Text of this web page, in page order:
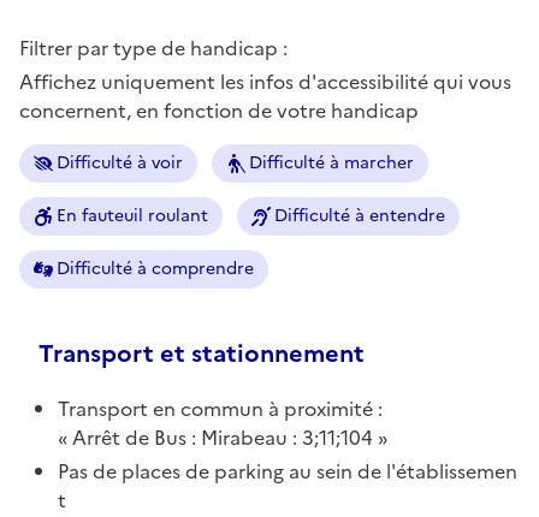
Filtrer par type de handicap :
Affichez uniquement les infos d'accessibilité qui vous
concernent, en fonction de votre handicap
Difficulté à voir Difficulté à marcher
En fauteuil roulant Difficulté à entendre
Difficulté à comprendre
Transport et stationnement
Transport en commun à proximité :
Arrêt de Bus : Mirabeau : 3;11;104
Pas de places de parking au sein de l'établissemen
t